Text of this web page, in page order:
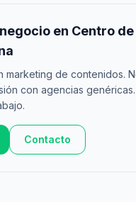
en Centro de
marketing de contenidos.
con agencias genéricas.
Contacto